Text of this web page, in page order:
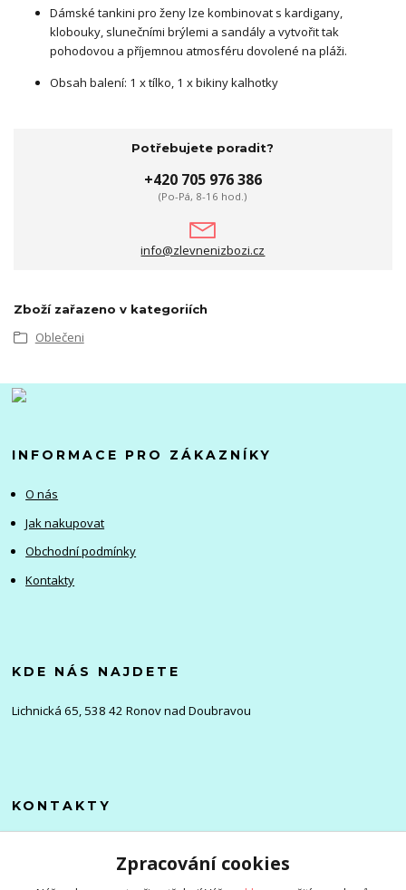
Dámské tankini pro ženy lze kombinovat s kardigany,
klobouky, slunečními brýlemi a sandály a vytvořit tak
pohodovou a příjemnou atmosféru dovolené na pláži.
Obsah balení: 1 x tílko, 1 x bikiny kalhotky
Potřebujete poradit?
+420 705 976 386
(Po-Pá, 8-16 hod.)
info@zlevnenizbozi.cz
Zboží zařazeno v kategoriích
Oblečeni
INFORMACE PRO ZÁKAZNÍKY
O nás
Jak nakupovat
Obchodní podmínky
Kontakty
KDE NÁS NAJDETE
Lichnická 65, 538 42 Ronov nad Doubravou
KONTAKTY
+420 705 976 386Zpracování cookies